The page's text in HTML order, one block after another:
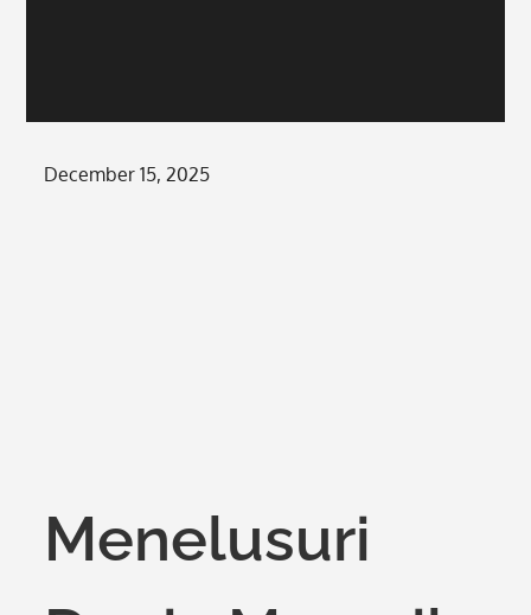
Posted
December 15, 2025
Menelusuri